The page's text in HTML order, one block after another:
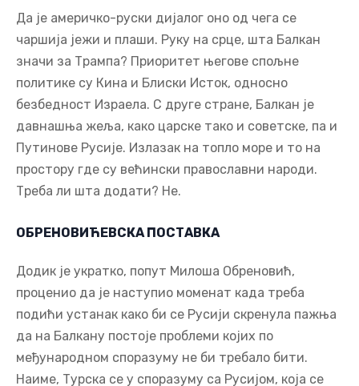
Да је америчко-руски дијалог оно од чега се
чаршија јежи и плаши. Руку на срце, шта Балкан
значи за Трампа? Приоритет његове спољне
политике су Кина и Блиски Исток, односно
безбедност Израела. С друге стране, Балкан је
давнашња жеља, како царске тако и советске, па и
Путинове Русије. Излазак на топло море и то на
простору где су већински православни народи.
Треба ли шта додати? Не.
ОБРЕНОВИЋЕВСКА ПОСТАВКА
Додик је укратко, попут Милоша Обреновић,
проценио да је наступио моменат када треба
подићи устанак како би се Русији скренула пажња
да на Балкану постоје проблеми којих по
међународном споразуму не би требало бити.
Наиме, Турска се у споразуму са Русијом, која се